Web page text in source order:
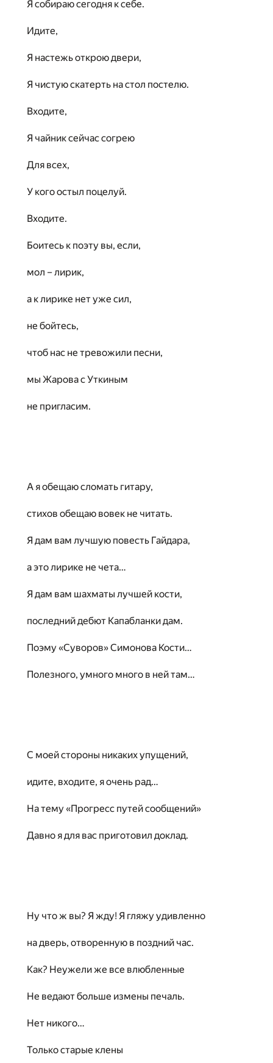
Я собираю сегодня к себе.
Идите,
Я настежь открою двери,
Я чистую скатерть на стол постелю.
Входите,
Я чайник сейчас согрею
Для всех,
У кого остыл поцелуй.
Входите.
Боитесь к поэту вы, если,
мол – лирик,
а к лирике нет уже сил,
не бойтесь,
чтоб нас не тревожили песни,
мы Жарова с Уткиным
не пригласим.
А я обещаю сломать гитару,
стихов обещаю вовек не читать.
Я дам вам лучшую повесть Гайдара,
а это лирике не чета…
Я дам вам шахматы лучшей кости,
последний дебют Капабланки дам.
Поэму «Суворов» Симонова Кости…
Полезного, умного много в ней там…
С моей стороны никаких упущений,
идите, входите, я очень рад…
На тему «Прогресс путей сообщений»
Давно я для вас приготовил доклад.
Ну что ж вы? Я жду! Я гляжу удивленно
на дверь, отворенную в поздний час.
Как? Неужели же все влюбленные
Не ведают больше измены печаль.
Нет никого…
Только старые клены